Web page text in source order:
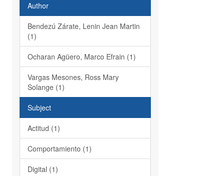
Author
Bendezú Zárate, Lenin Jean Martin
(1)
Ocharan Agüero, Marco Efrain (1)
Vargas Mesones, Ross Mary
Solange (1)
Subject
Actitud (1)
Comportamiento (1)
Digital (1)